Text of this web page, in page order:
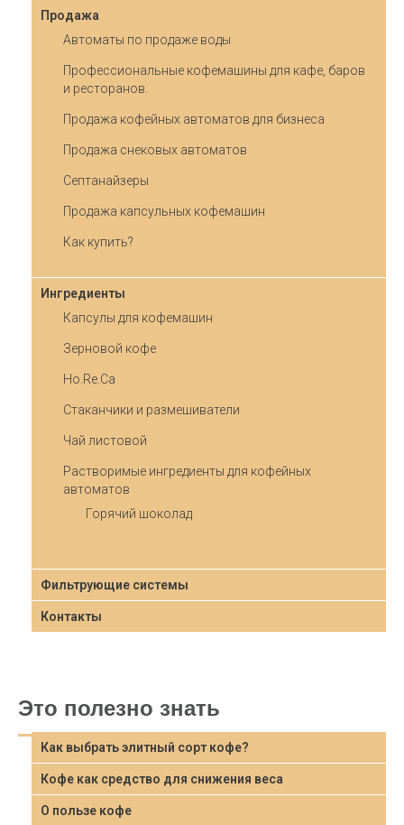
Продажа
Автоматы по продаже воды
Профессиональные кофемашины для кафе, баров
и ресторанов.
Продажа кофейных автоматов для бизнеса
Продажа снековых автоматов
Септанайзеры
Продажа капсульных кофемашин
Как купить?
Ингредиенты
Капсулы для кофемашин
Зерновой кофе
Ho.Re.Ca
Стаканчики и размешиватели
Чай листовой
Растворимые ингредиенты для кофейных
автоматов
Горячий шоколад
Фильтрующие системы
Контакты
Это полезно знать
Как выбрать элитный сорт кофе?
Кофе как средство для снижения веса
О пользе кофе